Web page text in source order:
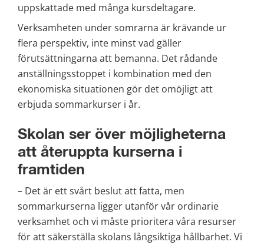
uppskattade med många kursdeltagare.
Verksamheten under somrarna är krävande ur
flera perspektiv, inte minst vad gäller
förutsättningarna att bemanna. Det rådande
anställningsstoppet i kombination med den
ekonomiska situationen gör det omöjligt att
erbjuda sommarkurser i år.
Skolan ser över möjligheterna
att återuppta kurserna i
framtiden
– Det är ett svårt beslut att fatta, men
sommarkurserna ligger utanför vår ordinarie
verksamhet och vi måste prioritera våra resurser
för att säkerställa skolans långsiktiga hållbarhet. Vi